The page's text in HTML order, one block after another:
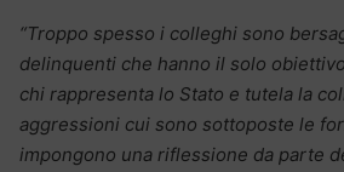
“Troppo spesso i colleghi sono
delinquenti che hanno il solo
chi rappresenta lo Stato e tutela la
aggressioni cui sono sottoposte le
impongono una riflessione da parte